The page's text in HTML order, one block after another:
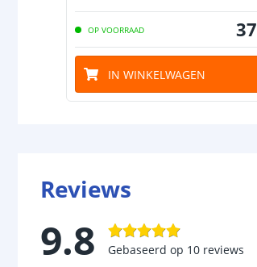
OP VOORRAAD 37
IN WINKELWAGEN
Reviews
9.8 Gebaseerd op 10 reviews